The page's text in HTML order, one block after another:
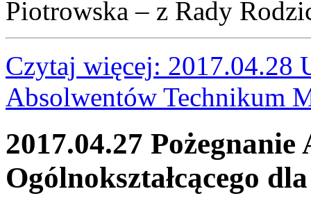
Piotrowska – z Rady
Czytaj więcej: 2017.04.28
Absolwentów Technikum
2017.04.27
Ogólnokształcącego